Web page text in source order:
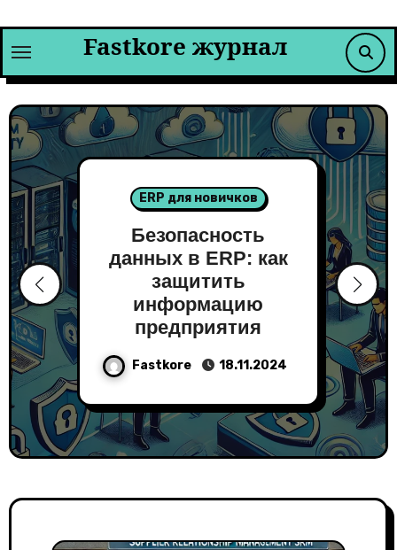
содержимомуFastkore журнал
ERP для новичков
Безопасность
данных в ERP: как
защитить
информацию
предприятия
Fastkore 18.11.2024